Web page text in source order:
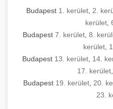
Budapest 1. kerület 2.
kerület
Budapest 7. kerület, 8.
kerület
Budapest 13. kerület 14.
17. kerület
Budapest 19. kerület 20.
23.